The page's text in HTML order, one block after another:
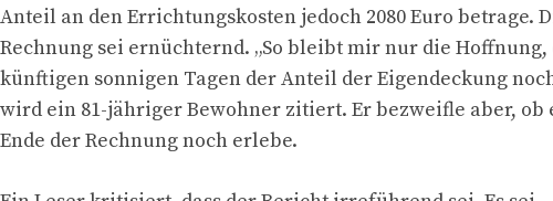
Anteil an den Errichtungskosten jedoch 2080 Euro betrage.
Rechnung sei ernüchternd. „So bleibt mir nur die Hoffnung,
künftigen sonnigen Tagen der Anteil der Eigendeckung
wird ein 81-jähriger Bewohner zitiert. Er bezweifle aber, ob
Ende der Rechnung noch erlebe.